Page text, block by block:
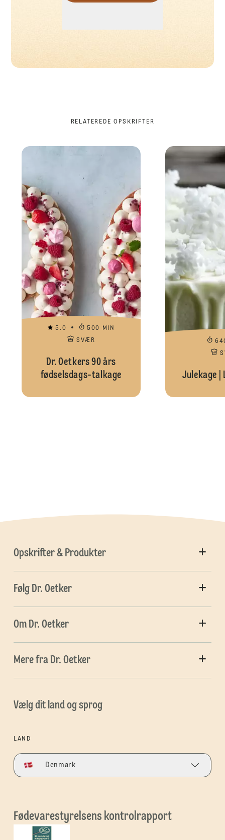
RELATEREDE OPSKRIFTER
5.0
500 MIN
SVÆR
Dr. Oetkers 90 års
fødselsdags-talkage
Julekage |
Opskrifter & Produkter
Følg Dr. Oetker
Om Dr. Oetker
Mere fra Dr. Oetker
Vælg dit land og sprog
LAND
Denmark
Fødevarestyrelsens kontrolrapport